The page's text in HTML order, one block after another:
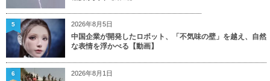
2026年8月5日
中国企業が開発したロボット、「不気味の壁」を越え、自然
な表情を浮かべる【動画】
5
2026年8月1日
6